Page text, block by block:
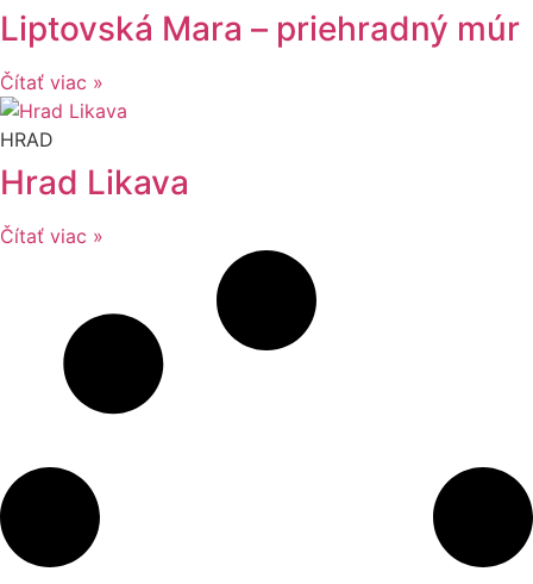
Liptovská Mara – priehradný múr
Čítať viac »
HRAD
Hrad Likava
Čítať viac »